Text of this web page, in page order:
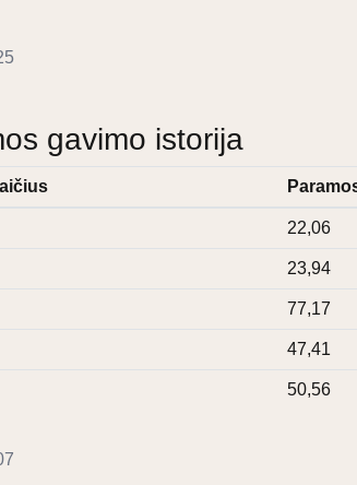
gavimo istorija
22,06
23,94
77,17
47,41
50,56